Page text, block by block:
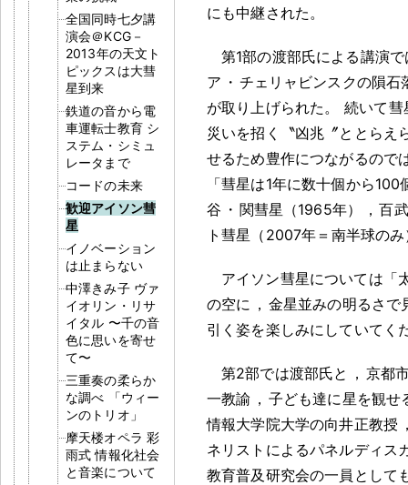
全国同時七夕講
演会＠KCG－
2013年の天文ト
ピックスは大彗
星到来
鉄道の音から電
車運転士教育 シ
ステム・シミュ
レータまで
コードの未来
歓迎アイソン彗
星
イノベーション
は止まらない
中澤きみ子 ヴァ
イオリン・リサ
イタル 〜千の音
色に思いを寄せ
て〜
三重奏の柔らか
な調べ 「ウィー
ンのトリオ」
摩天楼オペラ 彩
雨式 情報化社会
と音楽について
にも中継された 。
第1部の渡部氏による講演で
ア ・ チェリャビンスクの隕
が取り上げられた 。
続いて彗
災いを招く〝凶兆〞ととらえ
せるため豊作につながるので
「彗星は1年に数十個から
谷 ・ 関彗星（1965年） ， 百
ト彗星（2007年＝南半球の
アイソン彗星については「
の空に ， 金星並みの明るさで
引く姿を楽しみにしていてく
第2部では渡部氏と ， 京都
一教諭 ， 子ども達に星を観せ
情報大学院大学の向井正教授
ネリストによるパネルディス
教育普及研究会の一員として